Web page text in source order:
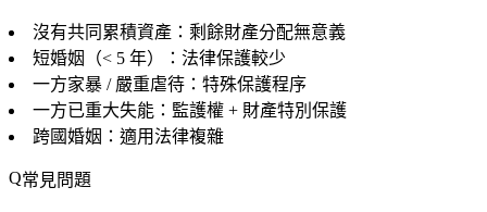
沒有共同累積資產：剩餘財產分配無意義
短婚姻（< 5 年）：法律保護較少
一方家暴 / 嚴重虐待：特殊保護程序
一方已重大失能：監護權 + 財產特別保護
跨國婚姻：適用法律複雜
常見問題